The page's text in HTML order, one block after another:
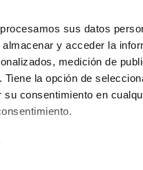
procesamos sus datos
y acceder la
medición de
la opción de
consentimiento en